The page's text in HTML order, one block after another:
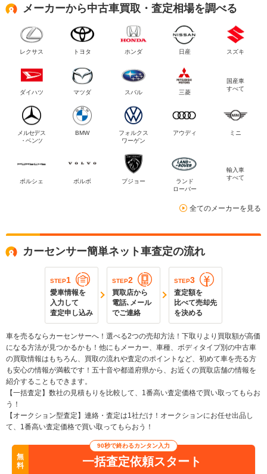
メーカーから中古車買取・査定相場を調べる
レクサス トヨタ ホンダ 日産 スズキ
ダイハツ マツダ スバル 三菱
国産車
すべて
メルセデス
・ベンツ
BMW
フォルクス
ワーゲン
アウディ ミニ
ポルシェ ボルボ プジョー
ランド
ローバー
輸入車
すべて
全てのメーカーを見る
カーセンサー簡単ネット車査定の流れ
STEP1
愛車情報を
入力して
査定申し込み
STEP2
買取店から
電話､メール
でご連絡
STEP3
査定額を
比べて売却先
を決める
車を売るならカーセンサーへ！選べる2つの売却方法！下取りより買取額が高価
になる方法が見つかるかも！他にもメーカー、車種、ボディタイプ別の中古車
の買取情報はもちろん、買取の流れや査定のポイントなど、初めて車を売る方
も安心の情報が満載です！五十音や都道府県から、お近くの買取店舗の情報を
紹介することもできます。
【一括査定】数社の見積もりを比較して、1番高い査定価格で買い取ってもらお
う！
【オークション型査定】連絡・査定は1社だけ！オークションにお任せ出品し
て、1番高い査定価格で買い取ってもらおう！
無
料
90秒で終わるカンタン入力
一括査定依頼スタート